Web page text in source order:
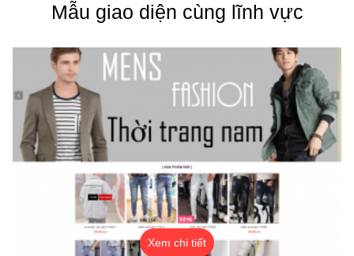
Mẫu giao diện cùng lĩnh vực
Xem chi tiết